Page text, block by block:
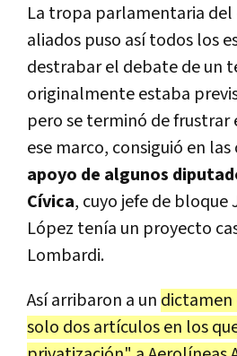
La tropa parlamentaria del
aliados puso así todos los
destrabar el debate de un
originalmente estaba
pero se terminó de frustrar
ese marco, consiguió en
apoyo de algunos
Cívica, cuyo jefe de bloque
López tenía un proyecto
Lombardi.
Así arribaron a un dictamen
solo dos artículos en los